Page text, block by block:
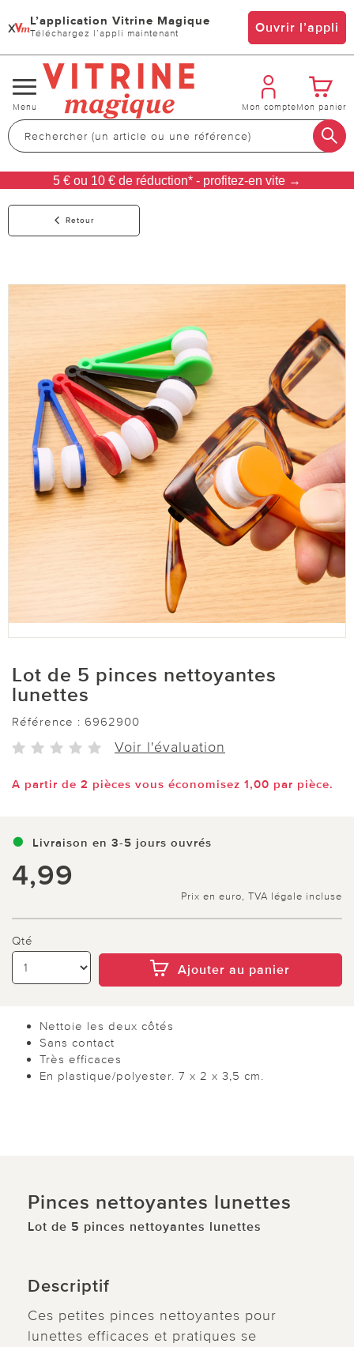
x L’application Vitrine Magique
Téléchargez l’appli maintenant Ouvrir l’appli
Changer
de
navigation
Menu Mon compteMon panier
5 € ou 10 € de réduction* - profitez-en vite →
Retour
Lot de 5 pinces nettoyantes
lunettes
Référence : 6962900
Voir l'évaluation
A partir de 2 pièces vous économisez 1,00 par pièce.
Livraison en 3-5 jours ouvrés
4,99
Prix en euro, TVA légale incluse
Qté
Ajouter au panier
Nettoie les deux côtés
Sans contact
Très efficaces
En plastique/polyester. 7 x 2 x 3,5 cm.
Pinces nettoyantes lunettes
Lot de 5 pinces nettoyantes lunettes
Descriptif
Ces petites pinces nettoyantes pour
lunettes efficaces et pratiques se